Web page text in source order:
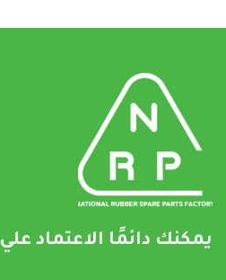
يمكنك دائمًا الاعتماد علي